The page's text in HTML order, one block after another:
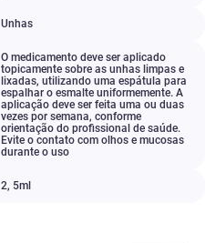
Unhas
O medicamento deve ser aplicado
topicamente sobre as unhas limpas e
lixadas, utilizando uma espátula para
espalhar o esmalte uniformemente. A
aplicação deve ser feita uma ou duas
vezes por semana, conforme
orientação do profissional de saúde.
Evite o contato com olhos e mucosas
durante o uso
2, 5ml